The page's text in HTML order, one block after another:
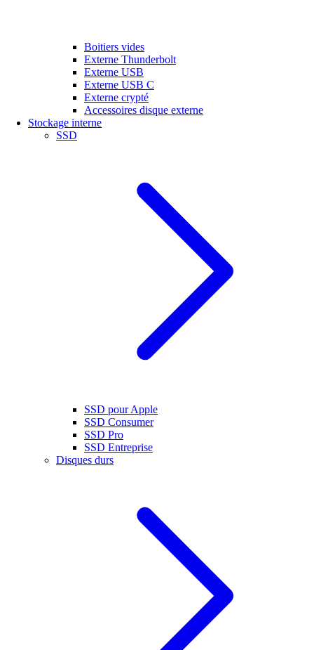
Boitiers vides
Externe Thunderbolt
Externe USB
Externe USB C
Externe crypté
Accessoires disque externe
Stockage interne
SSD
SSD pour Apple
SSD Consumer
SSD Pro
SSD Entreprise
Disques durs